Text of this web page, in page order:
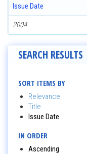
Issue Date
2004
SEARCH RESULTS
SORT ITEMS BY
Relevance
Title
Issue Date
IN ORDER
Ascending